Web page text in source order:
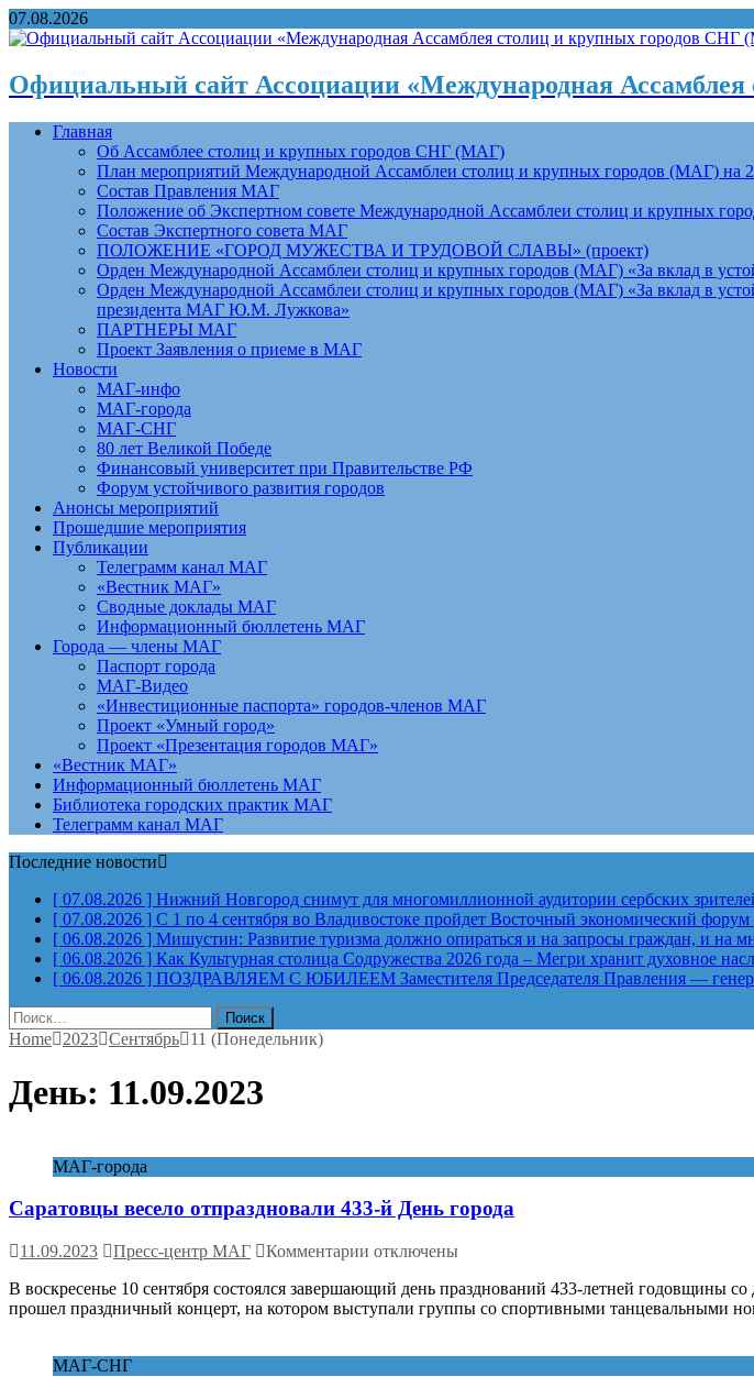
07.08.2026
Официальный сайт Ассоциации «Международная
Главная
Об Ассамблее столиц и крупных городов СНГ (МАГ)
План мероприятий Международной Ассамблеи столиц и крупных городов (МАГ) на
Состав Правления МАГ
Положение об Экспертном совете Международной Ассамблеи столиц и крупных
Состав Экспертного совета МАГ
ПОЛОЖЕНИЕ «ГОРОД МУЖЕСТВА И ТРУДОВОЙ СЛАВЫ» (проект)
Орден Международной Ассамблеи столиц и крупных городов (МАГ) «За вклад в
Орден Международной Ассамблеи столиц и крупных городов (МАГ) «За вклад в
президента МАГ Ю.М. Лужкова»
ПАРТНЕРЫ МАГ
Проект Заявления о приеме в МАГ
Новости
МАГ-инфо
МАГ-города
МАГ-СНГ
80 лет Великой Победе
Финансовый университет при Правительстве РФ
Форум устойчивого развития городов
Анонсы мероприятий
Прошедшие мероприятия
Публикации
Телеграмм канал МАГ
«Вестник МАГ»
Сводные доклады МАГ
Информационный бюллетень МАГ
Города — члены МАГ
Паспорт города
МАГ-Видео
«Инвестиционные паспорта» городов-членов МАГ
Проект «Умный город»
Проект «Презентация городов МАГ»
«Вестник МАГ»
Информационный бюллетень МАГ
Библиотека городских практик МАГ
Телеграмм канал МАГ
Последние новости
[ 07.08.2026 ] Нижний Новгород снимут для многомиллионной аудитории сербских
[ 07.08.2026 ] С 1 по 4 сентября во Владивостоке пройдет Восточный экономический форум
[ 06.08.2026 ] Мишустин: Развитие туризма должно опираться и на запросы граждан, и на
[ 06.08.2026 ] Как Культурная столица Содружества 2026 года – Мегри хранит духовное
[ 06.08.2026 ] ПОЗДРАВЛЯЕМ С ЮБИЛЕЕМ Заместителя Председателя Правления —
Найти:
Home
2023 Сентябрь 11 (Понедельник)
День: 11.09.2023
МАГ-города
Саратовцы весело отпраздновали 433-й День города
11.09.2023 Пресс-центр МАГ Комментарии к
Саратовцы
весело
отключены
В воскресенье 10 сентября состоялся завершающий день празднований 433-летней годовщины
прошел праздничный концерт, на котором выступали группы со спортивными танцевальными
МАГ-СНГ